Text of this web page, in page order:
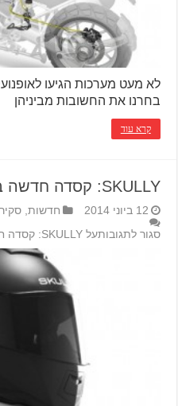
לא מעט מערכות הגיעו
בחרנו את החשובות מביניהן
קרא עוד
SKULLY: קסדה חדשה בטכנולוגיה מתקדמת
12 ביוני 2014 חדשות ,
סגור לתגובותעל SKULLY: קסדה חדשה בטכנולוגיה מתקדמת